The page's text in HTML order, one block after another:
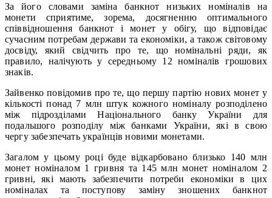
За його словами заміна банкнот низьких номіналів на
монети сприятиме, зорема, досягненню оптимального
співвідношення банкнот і монет у обігу, що відповідає
сучасним потребам держави та економіки, а також світовому
досвіду, який свідчить про те, що номінальні ряди, як
правило, налічують у середньому 12 номіналів грошових
знаків.
Зайвенко повідомив про те, що першу партію нових монет у
кількості понад 7 млн штук кожного номіналу розподілено
між підрозділами Національного банку України для
подальшого розподілу між банками України, які в свою
чергу забезпечать українців новими монетами.
Загалом у цьому році буде відкарбовано близько 140 млн
монет номіналом 1 гривня та 145 млн монет номіналом 2
гривні, які мають забезпечити потреби економіки в цих
номіналах та поступову заміну зношених банкнот